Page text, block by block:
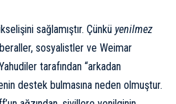
sağlamıştır. Çünkü yenilmez
sosyalistler ve Weimar
tarafından “arkadan
destek bulmasına neden olmuştur.